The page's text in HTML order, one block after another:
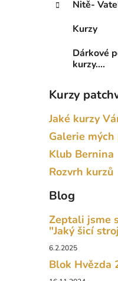
Nitě-
Kurzy
Dárkové
kurzy....
Kurzy
Jaké kurzy
Galerie mých
Klub Bernina
Rozvrh kurzů
Blog
Zeptali jsme
"Jaký šicí
6.2.2025
Blok Hvězda